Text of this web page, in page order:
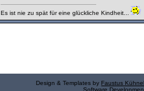
Es ist nie zu spät für eine glückliche Kindheit...
Design & Templates by Faustus Kühnel
Software